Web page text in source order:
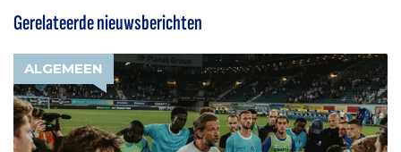
Gerelateerde nieuwsberichten
ALGEMEEN